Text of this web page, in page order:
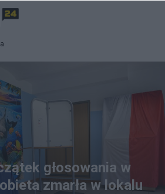
głosowania w
zmarła w lokalu